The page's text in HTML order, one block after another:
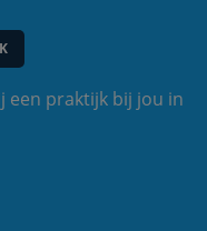
een praktijk bij jou in